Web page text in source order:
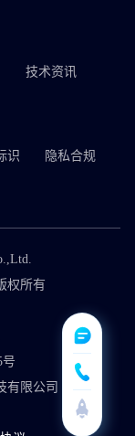
技术资讯
识
隐私合规
权所有
号
有限公司